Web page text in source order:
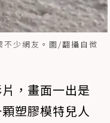
不少網友。圖/翻攝自微
，畫面一出是
塑膠模特兒人